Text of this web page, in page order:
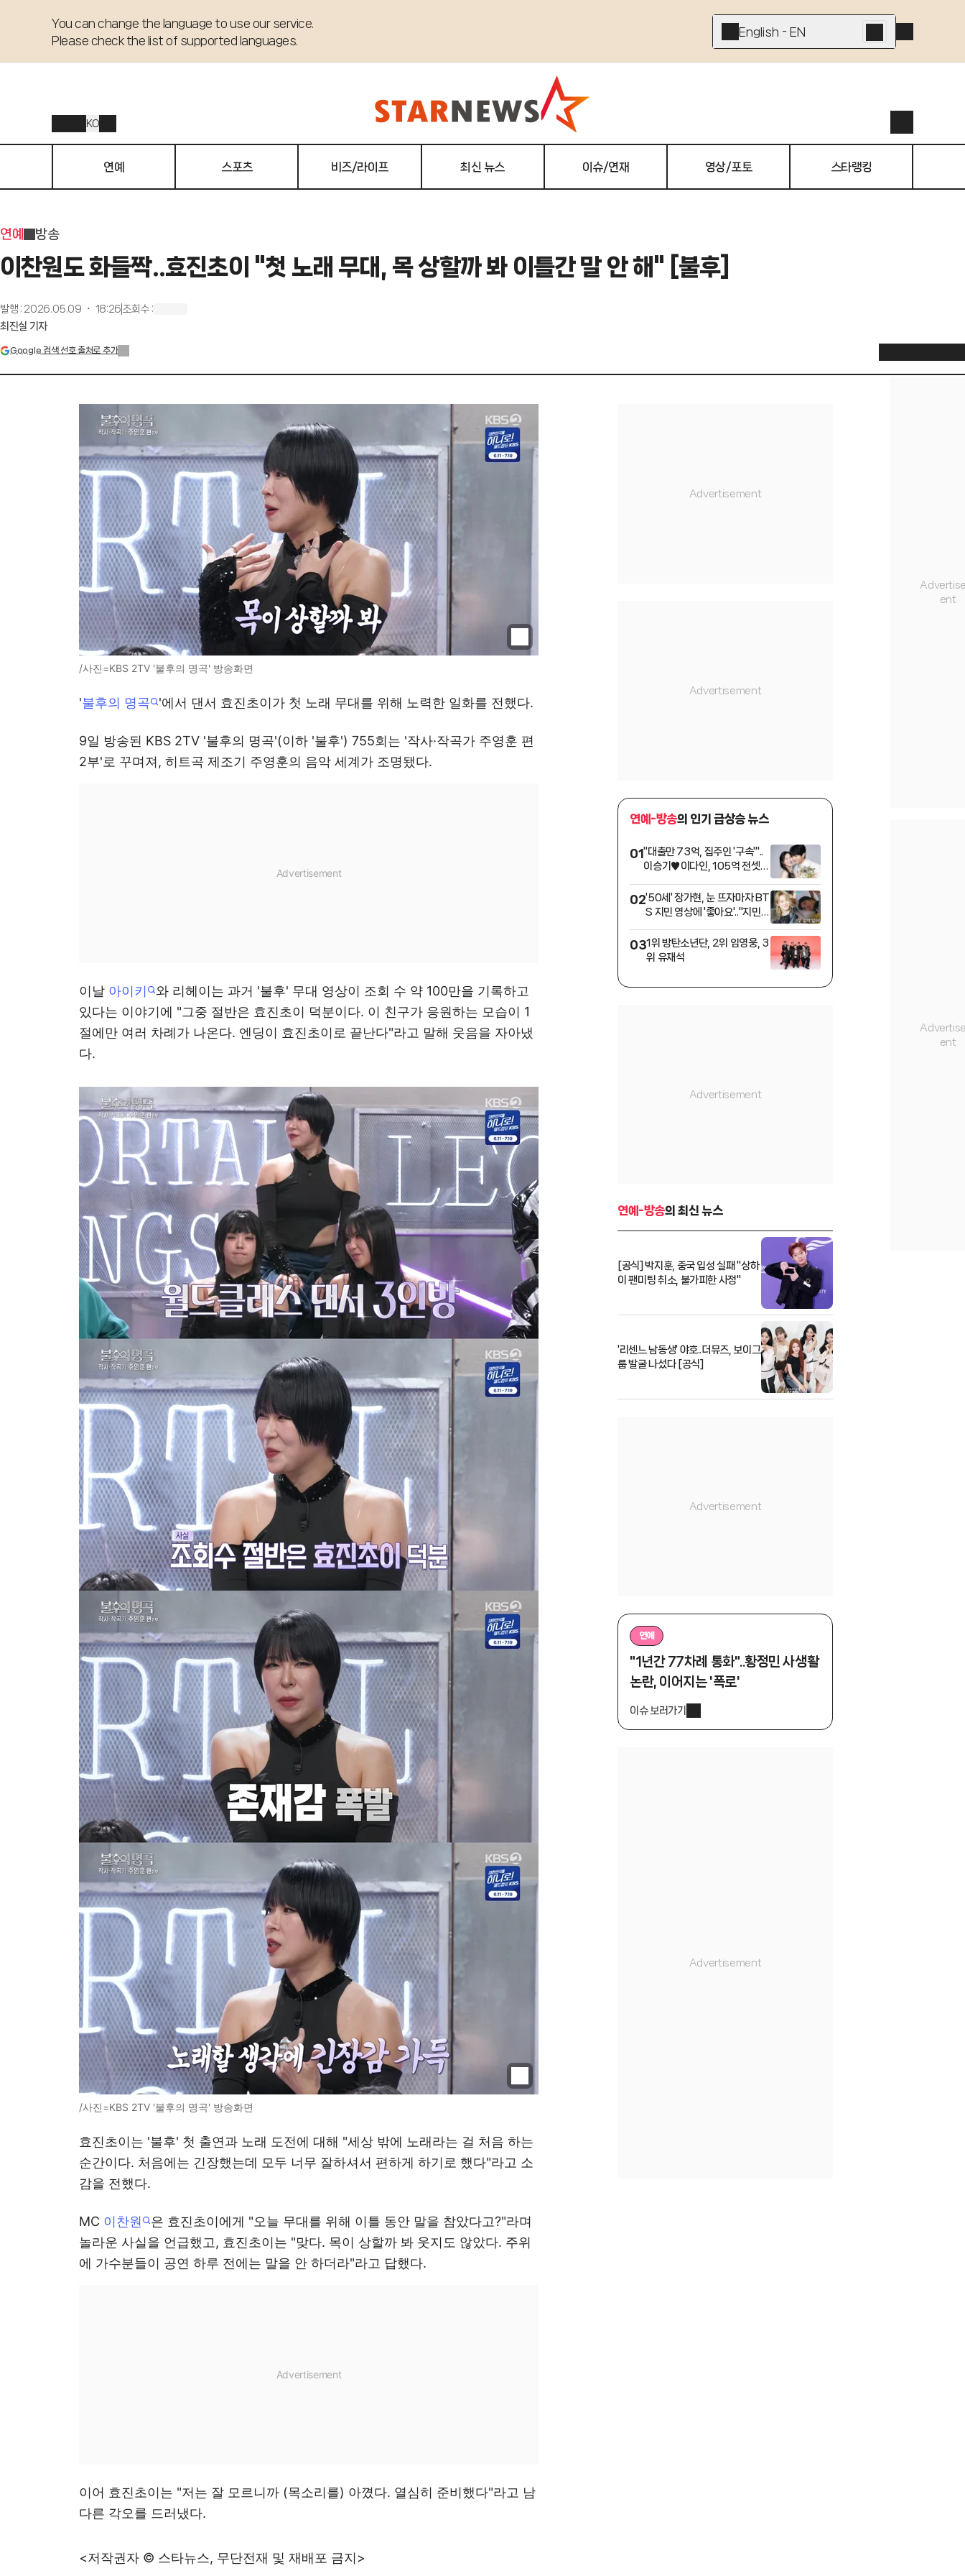
You can change the language to use our service.
Please check the list of supported languages.
English - EN
KO
연예 스포츠 비즈/라이프 최신 뉴스 이슈/연재 영상/포토 스타랭킹
연예 방송
이찬원도 화들짝..효진초이 "첫 노래 무대, 목 상할까 봐 이틀간 말 안 해" [불후]
발행 : 2026.05.09 ・ 18:26 조회수:
최진실 기자
Google 검색 선호 출처로 추가
/사진=KBS 2TV '불후의 명곡' 방송화면
'불후의 명곡 '에서 댄서 효진초이가 첫 노래 무대를 위해 노력한 일화를 전했다.
9일 방송된 KBS 2TV '불후의 명곡'(이하 '불후') 755회는 '작사·작곡가 주영훈 편
2부'로 꾸며져, 히트곡 제조기 주영훈의 음악 세계가 조명됐다.
이날 아이키
와 리헤이는 과거 '불후' 무대 영상이 조회 수 약 100만을 기록하고
있다는 이야기에 "그중 절반은 효진초이 덕분이다. 이 친구가 응원하는 모습이 1
절에만 여러 차례가 나온다. 엔딩이 효진초이로 끝난다"라고 말해 웃음을 자아냈
다.
/사진=KBS 2TV '불후의 명곡' 방송화면
효진초이는 '불후' 첫 출연과 노래 도전에 대해 "세상 밖에 노래라는 걸 처음 하는
순간이다. 처음에는 긴장했는데 모두 너무 잘하셔서 편하게 하기로 했다"라고 소
감을 전했다.
MC 이찬원
은 효진초이에게 "오늘 무대를 위해 이틀 동안 말을 참았다고?"라며
놀라운 사실을 언급했고, 효진초이는 "맞다. 목이 상할까 봐 웃지도 않았다. 주위
에 가수분들이 공연 하루 전에는 말을 안 하더라"라고 답했다.
이어 효진초이는 "저는 잘 모르니까 (목소리를) 아꼈다. 열심히 준비했다"라고 남
다른 각오를 드러냈다.
<저작권자 © 스타뉴스, 무단전재 및 재배포 금지>
연예-방송의 인기 급상승 뉴스
01"대출만 73억, 집주인 '구속'"..
이승기♥이다인, 105억 전셋집
02'50세' 장가현, 눈 뜨자마자 BT
S 지민 영상에 '좋아요'.."지민앓
View]
031위 방탄소년단, 2위 임영웅, 3
위 유재석
연예-방송의 최신 뉴스
[공식] 박지훈, 중국 입성 실패 "상하
이 팬미팅 취소, 불가피한 사정"
'리센느 남동생' 야호..더뮤즈, 보이그
룹 발굴 나섰다 [공식]
연예
"1년간 77차례 통화"..황정민 사생활
논란, 이어지는 '폭로'
이슈 보러가기